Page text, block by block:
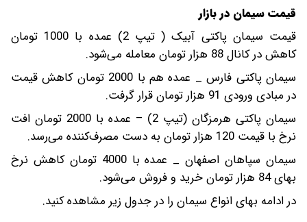
قیمت سیمان در بازار
قیمت سیمان پاکتی آبیک ( تیپ 2) عمده با 1000 تومان
کاهش در کانال 88 هزار تومان معامله می‌شود.
سیمان پاکتی فارس _ عمده هم با 2000 تومان کاهش قیمت
در مبادی ورودی 91 هزار تومان قرار گرفت.
سیمان پاکتی هرمزگان (تیپ 2) – عمده با 2000 تومان افت
نرخ با قیمت 120 هزار تومان به دست مصرف‌کننده می‌‌رسد.
سیمان سپاهان اصفهان _ عمده با 4000 تومان کاهش نرخ
بهای 84 هزار تومان خرید و فروش می‌‌شود.
در ادامه بهای انواع سیمان را در جدول زیر مشاهده کنید.